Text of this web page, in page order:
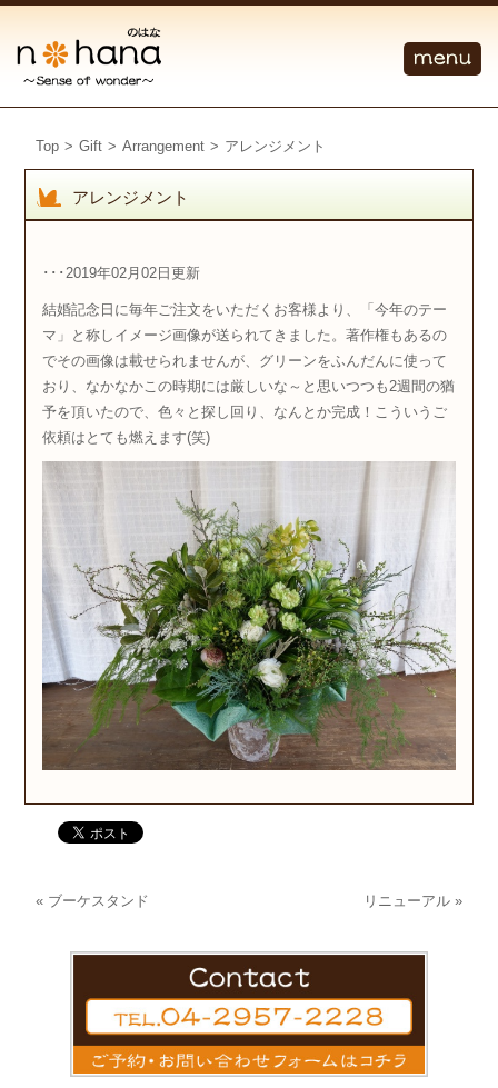
Top > Gift > Arrangement > アレンジメント
アレンジメント
･･･2019年02月02日更新
結婚記念日に毎年ご注文をいただくお客様より、「今年のテー
マ」と称しイメージ画像が送られてきました。著作権もあるの
でその画像は載せられませんが、グリーンをふんだんに使って
おり、なかなかこの時期には厳しいな～と思いつつも2週間の猶
予を頂いたので、色々と探し回り、なんとか完成！こういうご
依頼はとても燃えます(笑)
« ブーケスタンド リニューアル»